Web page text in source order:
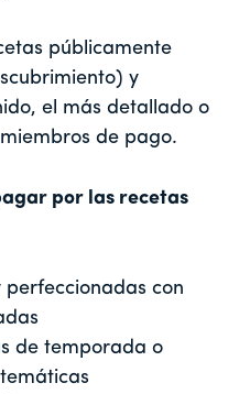
públicamente
y
el más detallado o
de pago.
por las recetas
perfeccionadas con
de temporada o